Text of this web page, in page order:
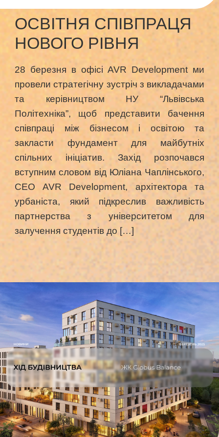
ОСВІТНЯ СПІВПРАЦЯ
НОВОГО РІВНЯ
28 березня в офісі AVR Development ми
провели стратегічну зустріч з викладачами
та керівництвом НУ “Львівська
Політехніка”, щоб представити бачення
співпраці між бізнесом і освітою та
закласти фундамент для майбутніх
спільних ініціатив. Захід розпочався
вступним словом від Юліана Чаплінського,
CEO AVR Development, архітектора та
урбаніста, який підкреслив важливість
партнерства з університетом для
залучення студентів до […]